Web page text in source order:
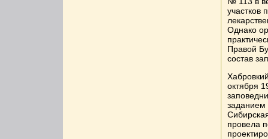
участков
Однако
Правой
состав
октября
провела